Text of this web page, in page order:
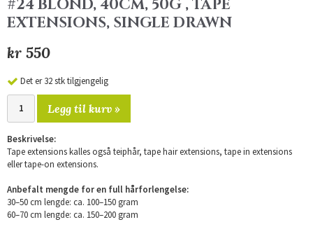
#24 BLOND, 40CM, 50G , TAPE
EXTENSIONS, SINGLE DRAWN
kr 550
Det er 32 stk tilgjengelig
Legg til kurv »
Beskrivelse:
Tape extensions kalles også teiphår, tape hair extensions, tape in extensions
eller tape-on extensions.
Anbefalt mengde for en full hårforlengelse:
30–50 cm lengde: ca. 100–150 gram
60–70 cm lengde: ca. 150–200 gram